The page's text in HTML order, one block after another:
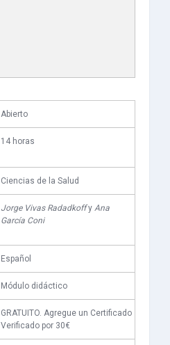
Abierto
14 horas
Ciencias de la Salud
Jorge Vivas Radadkoffy Ana
García Coni
Español
Módulo didáctico
GRATUITO. Agregue un Certificado
Verificado por 30€